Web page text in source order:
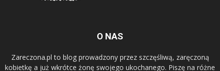
O NAS
Zareczona.pl to blog prowadzony przez szczęśliwą, zaręczoną
kobietkę a już wkrótce żonę swojego ukochanego. Piszę na różne